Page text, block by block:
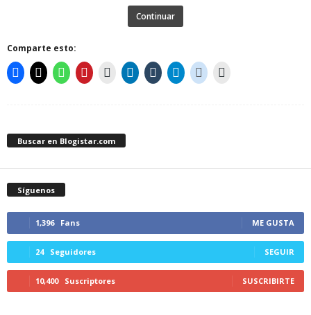
Continuar
Comparte esto:
Buscar en Blogistar.com
Síguenos
1,396 Fans ME GUSTA
24 Seguidores SEGUIR
10,400 Suscriptores SUSCRIBIRTE